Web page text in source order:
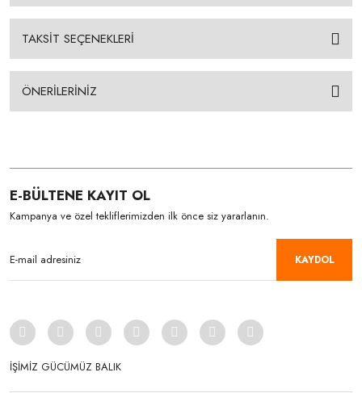
TAKSİT SEÇENEKLERİ
ÖNERİLERİNİZ
E-BÜLTENE KAYIT OL
Kampanya ve özel tekliflerimizden ilk önce siz yararlanın.
KAYDOL
İŞİMİZ GÜCÜMÜZ BALIK